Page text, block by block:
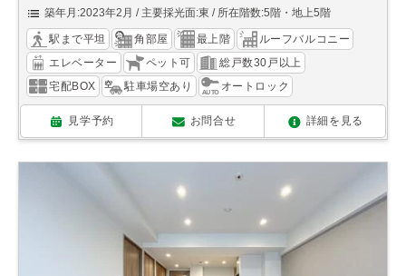
築年月:2023年2月
主要採光面:東 所在階数:5階・地上5階
駅まで平坦 角部屋 最上階
ルーフバルコニー
エレベーター
ペット可
総戸数30戸以上
宅配BOX
駐車場空あり オートロック
見学予約 お問合せ 詳細を見る